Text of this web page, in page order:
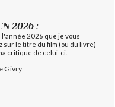
2026 :
l'année 2026 que je vous
sur le titre du film (ou du livre)
critique de celui-ci.
Givry